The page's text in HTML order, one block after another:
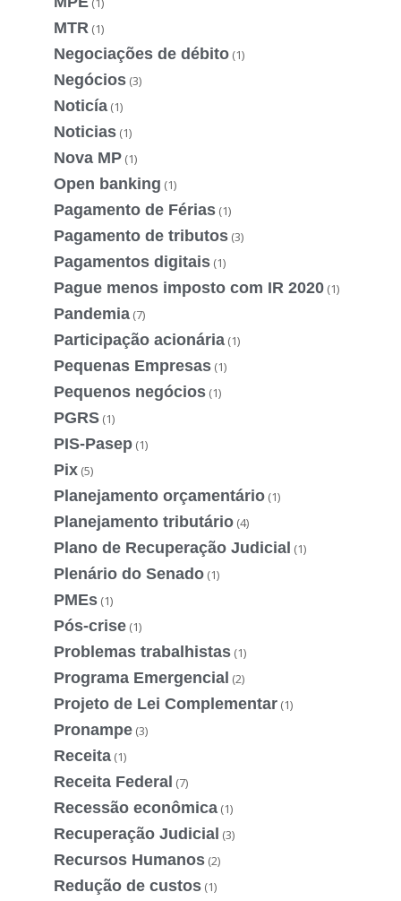
MTR (1)
Negociações de débito (1)
Negócios (3)
Noticía (1)
Noticias (1)
Nova MP (1)
Open banking (1)
Pagamento de Férias (1)
Pagamento de tributos (3)
Pagamentos digitais (1)
Pague menos imposto com IR 2020 (1)
Pandemia (7)
Participação acionária (1)
Pequenas Empresas (1)
Pequenos negócios (1)
PGRS (1)
PIS-Pasep (1)
Pix (5)
Planejamento orçamentário (1)
Planejamento tributário (4)
Plano de Recuperação Judicial (1)
Plenário do Senado (1)
PMEs (1)
Pós-crise (1)
Problemas trabalhistas (1)
Programa Emergencial (2)
Projeto de Lei Complementar (1)
Pronampe (3)
Receita (1)
Receita Federal (7)
Recessão econômica (1)
Recuperação Judicial (3)
Recursos Humanos (2)
Redução de custos (1)